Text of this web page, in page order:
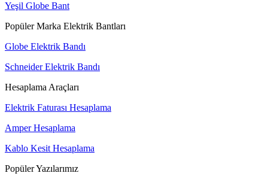
Yeşil Globe Bant
Popüler Marka Elektrik Bantları
Globe Elektrik Bandı
Schneider Elektrik Bandı
Hesaplama Araçları
Elektrik Faturası Hesaplama
Amper Hesaplama
Kablo Kesit Hesaplama
Popüler Yazılarımız